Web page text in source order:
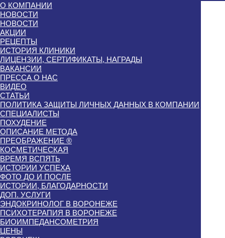
О КОМПАНИИ
НОВОСТИ
НОВОСТИ
АКЦИИ
РЕЦЕПТЫ
ИСТОРИЯ КЛИНИКИ
ЛИЦЕНЗИИ, СЕРТИФИКАТЫ, НАГРАДЫ
ВАКАНСИИ
ПРЕССА О НАС
ВИДЕО
СТАТЬИ
ПОЛИТИКА ЗАЩИТЫ ЛИЧНЫХ ДАННЫХ В КОМПАНИИ
СПЕЦИАЛИСТЫ
ПОХУДЕНИЕ
ОПИСАНИЕ МЕТОДА
ПРЕОБРАЖЕНИЕ ®
КОСМЕТИЧЕСКАЯ
ВРЕМЯ ВСПЯТЬ
ИСТОРИИ УСПЕХА
ФОТО ДО И ПОСЛЕ
ИСТОРИИ, БЛАГОДАРНОСТИ
ДОП. УСЛУГИ
ЭНДОКРИНОЛОГ В ВОРОНЕЖЕ
ПСИХОТЕРАПИЯ В ВОРОНЕЖЕ
БИОИМПЕДАНСОМЕТРИЯ
ЦЕНЫ